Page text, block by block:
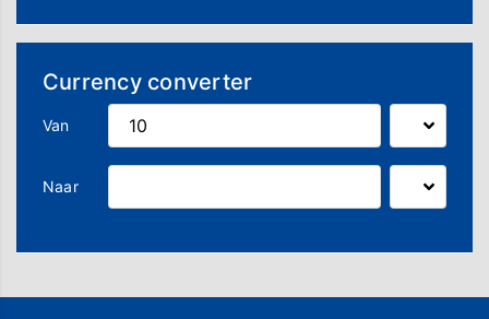
Currency converter
Van
Naar